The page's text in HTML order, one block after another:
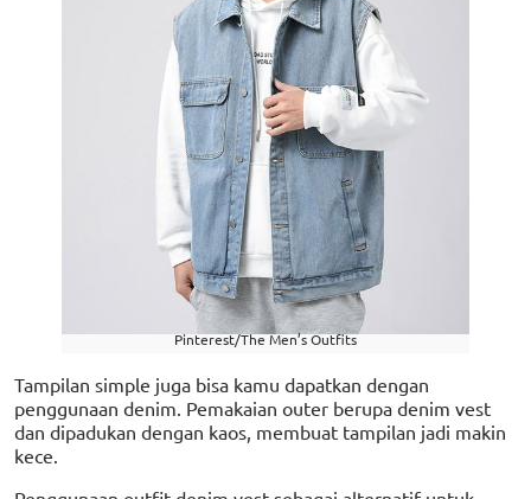
Pinterest/The Men’s Outfits
Tampilan simple juga bisa kamu dapatkan dengan
penggunaan denim. Pemakaian outer berupa denim vest
dan dipadukan dengan kaos, membuat tampilan jadi makin
kece.